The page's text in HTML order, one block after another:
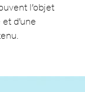
l’objet
d’une